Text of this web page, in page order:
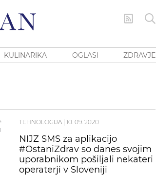
KULINARIKA OGLASI ZDRAVJE
TEHNOLOGIJA| 10. 09. 2020
NIJZ SMS za aplikacijo
#OstaniZdrav so danes svojim
uporabnikom pošiljali nekateri
operaterji v Sloveniji